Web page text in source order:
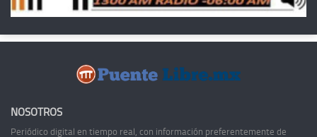
NOSOTROS
Periódico digital en tiempo real, con información preferentemente de